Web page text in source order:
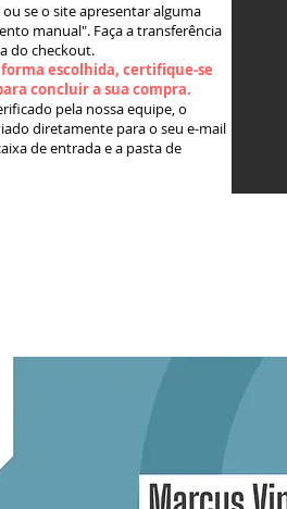
se o site apresentar alguma
manual". Faça a transferência
do checkout.
escolhida, certifique-se
concluir a sua compra.
pela nossa equipe, o
diretamente para o seu e-mail
de entrada e a pasta de